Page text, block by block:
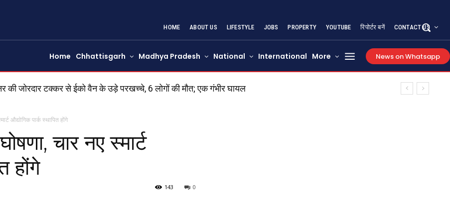
HOME ABOUT US LIFESTYLE JOBS PROPERTY YOUTUBE रिपोर्टर बनें CONTACT US
Home Chhattisgarh Madhya Pradesh National International More News on Whatsapp
जोरदार टक्कर से ईको वैन के उड़े परखच्चे, 6 लोगों की मौत; एक गंभीर घायल
औद्योगिक पार्क स्थापित होंगे
चार नए स्मार्ट
होंगे
0
143